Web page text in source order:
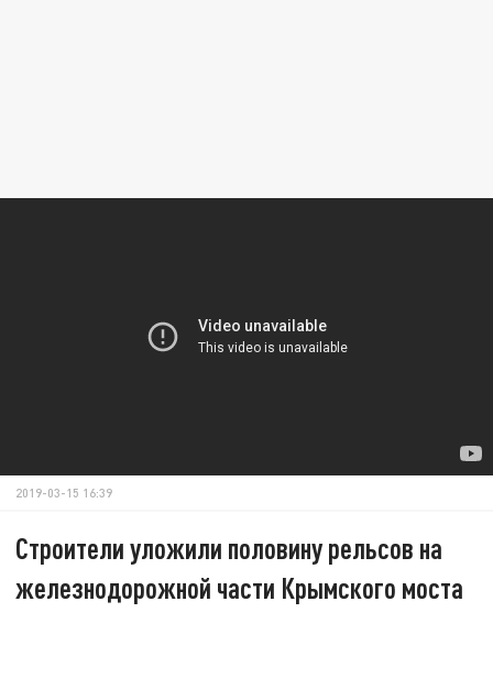
2019-03-15 16:39
Строители уложили половину рельсов на
железнодорожной части Крымского моста